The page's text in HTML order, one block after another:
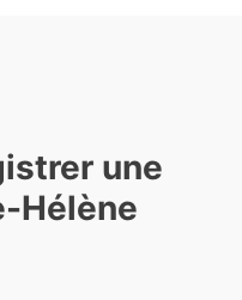
une
Hélène